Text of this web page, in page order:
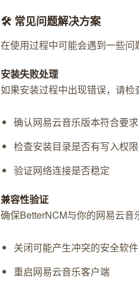
🛠️ 常见问题解决方案
在使用过程中可能会遇到一些
安装失败处理
如果安装过程中出现错误，请检
确认网易云音乐版本符合要求
检查安装目录是否有写入权限
验证网络连接是否稳定
兼容性验证
确保BetterNCM与你的网易云音
关闭可能产生冲突的安全软件
重启网易云音乐客户端